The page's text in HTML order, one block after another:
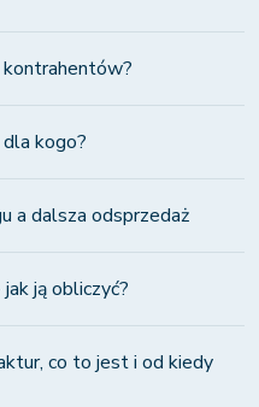
kontrahentów?
kogo?
a dalsza odsprzedaż
ją obliczyć?
co to jest i od kiedy